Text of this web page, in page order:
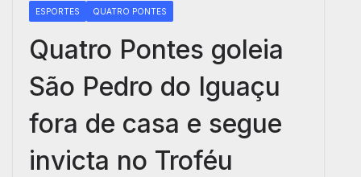
ESPORTES QUATRO PONTES
Quatro Pontes goleia
São Pedro do Iguaçu
fora de casa e segue
invicta no Troféu